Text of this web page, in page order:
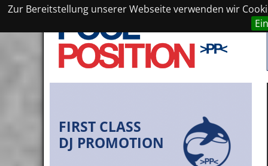
Zur Bereitstellung unserer Webseite verwenden wir
FIRST CLASS
DJ PROMOTION